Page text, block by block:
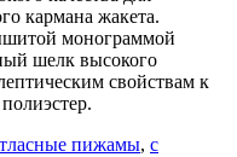
кармана жакета.
монограммой
шелк высокого
свойствам к
пижамы, с